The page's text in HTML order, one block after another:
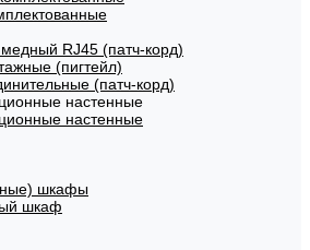
RJ45 (патч-корд)
(пигтейл)
(патч-корд)
настенные
настенные
шкафы
шкаф